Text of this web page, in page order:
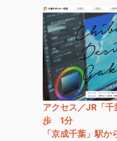
アクセス／JR「
歩 1分
「京成千葉」駅